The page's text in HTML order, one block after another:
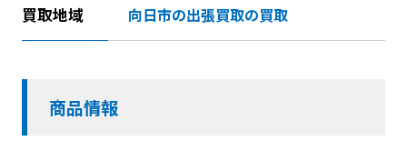
買取地域 向日市の出張買取の買取
商品情報